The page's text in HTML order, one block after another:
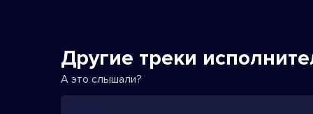
Другие треки
А это слышали?